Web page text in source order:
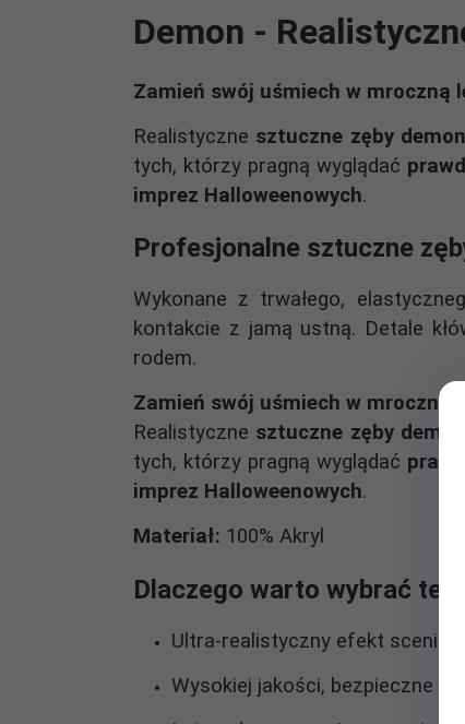
Demon -
Zamień swój uśmiech w mroczną
Realistyczne sztuczne zęby
tych, którzy pragną wyglądać
imprez Halloweenowych.
Profesjonalne sztuczne
Wykonane z trwałego,
kontakcie z jamą ustną. Detale
rodem.
Zamień swój uśmiech w mroczną
Realistyczne sztuczne zęby
tych, którzy pragną wyglądać
imprez Halloweenowych.
Materiał: 100% Akryl
Dlaczego warto wybrać te
Ultra-realistyczny efekt
Wysokiej jakości, bezpieczne